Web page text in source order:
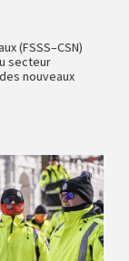
(FSSS–CSN)
secteur
nouveaux